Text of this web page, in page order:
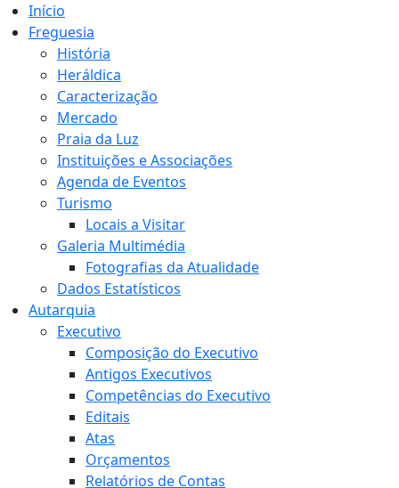
Início
Freguesia
História
Heráldica
Caracterização
Mercado
Praia da Luz
Instituições e Associações
Agenda de Eventos
Turismo
Locais a Visitar
Galeria Multimédia
Fotografias da Atualidade
Dados Estatísticos
Autarquia
Executivo
Composição do Executivo
Antigos Executivos
Competências do Executivo
Editais
Atas
Orçamentos
Relatórios de Contas